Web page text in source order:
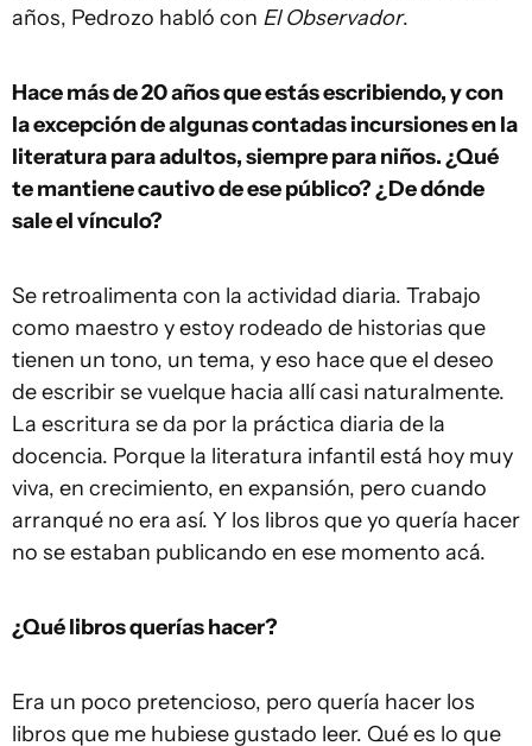
años, Pedrozo habló con El Observador.
Hace más de 20 años que estás escribiendo, y con
la excepción de algunas contadas incursiones en la
literatura para adultos, siempre para niños. ¿Qué
te mantiene cautivo de ese público? ¿De dónde
sale el vínculo?
Se retroalimenta con la actividad diaria. Trabajo
como maestro y estoy rodeado de historias que
tienen un tono, un tema, y eso hace que el deseo
de escribir se vuelque hacia allí casi naturalmente.
La escritura se da por la práctica diaria de la
docencia. Porque la literatura infantil está hoy muy
viva, en crecimiento, en expansión, pero cuando
arranqué no era así. Y los libros que yo quería hacer
no se estaban publicando en ese momento acá.
¿Qué libros querías hacer?
Era un poco pretencioso, pero quería hacer los
libros que me hubiese gustado leer. Qué es lo que